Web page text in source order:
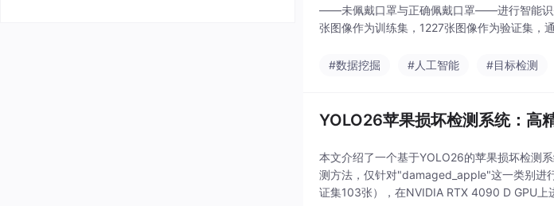
——未佩戴口罩与正确佩戴口罩——进行智能识
张图像作为训练集，1227张图像作为验证集，
7，未
#数据挖掘 #人工智能 #目标检测
YOLO26苹果损坏检测系统：高
本文介绍了一个基于YOLO26的苹果损坏检测
测方法，仅针对"damaged_apple"这一类别进
证集103张），在NVIDIA RTX 4090 D GPU上